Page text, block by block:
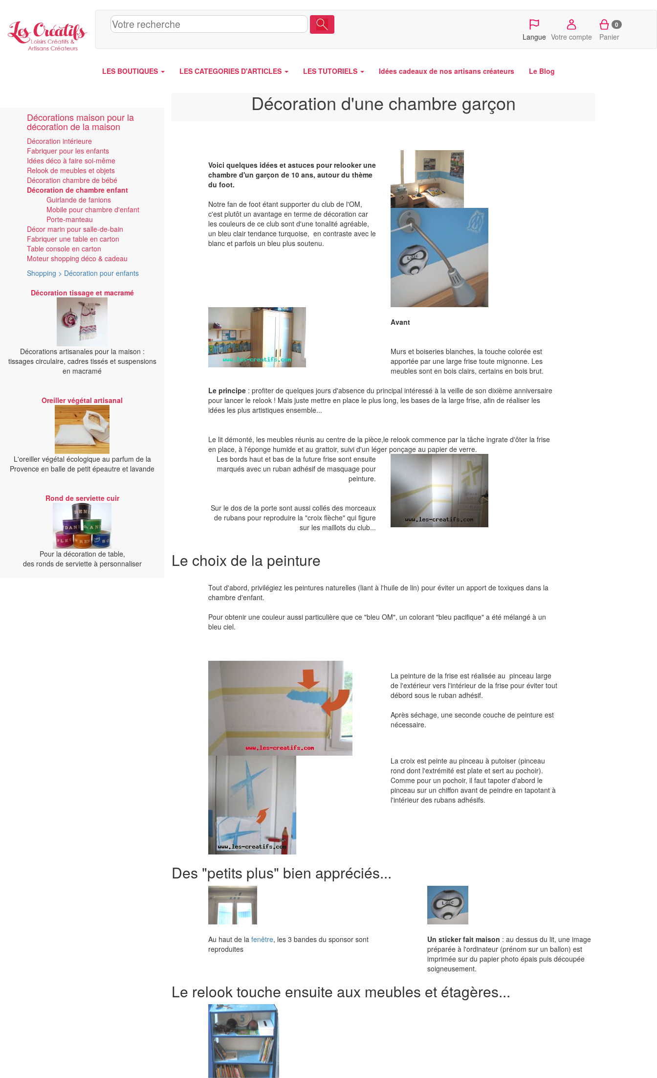
Langue Votre compte
0
Panier
LES BOUTIQUES LES CATEGORIES D'ARTICLES LES TUTORIELS Idées cadeaux de nos artisans créateurs Le Blog
Décorations maison pour la
décoration de la maison
Décoration intérieure
Fabriquer pour les enfants
Idées déco à faire soi-même
Relook de meubles et objets
Décoration chambre de bébé
Décoration de chambre enfant
Guirlande de fanions
Mobile pour chambre d'enfant
Porte-manteau
Décor marin pour salle-de-bain
Fabriquer une table en carton
Table console en carton
Moteur shopping déco & cadeau
Shopping > Décoration pour enfants
Décoration tissage et macramé
Décorations artisanales pour la maison :
tissages circulaire, cadres tissés et suspensions
en macramé
Oreiller végétal artisanal
L'oreiller végétal écologique au parfum de la
Provence en balle de petit épeautre et lavande
Rond de serviette cuir
Pour la décoration de table,
des ronds de serviette à personnaliser
Décoration d'une chambre garçon
Voici quelques idées et astuces pour relooker une
chambre d'un garçon de 10 ans, autour du thème
du foot.
Notre fan de foot étant supporter du club de l'OM,
c'est plutôt un avantage en terme de décoration car
les couleurs de ce club sont d'une tonalité agréable,
un bleu clair tendance turquoise, en contraste avec le
blanc et parfois un bleu plus soutenu.
Avant
Murs et boiseries blanches, la touche colorée est
apportée par une large frise toute mignonne. Les
meubles sont en bois clairs, certains en bois brut.
Le principe: profiter de quelques jours d'absence du principal intéressé à la veille de son dixième anniversaire
pour lancer le relook ! Mais juste mettre en place le plus long, les bases de la large frise, afin de réaliser les
idées les plus artistiques ensemble...
Le lit démonté, les meubles réunis au centre de la pièce,le relook commence par la tâche ingrate d'ôter la frise
en place, à l'éponge humide et au grattoir, suivi d'un léger ponçage au papier de verre.
Les bords haut et bas de la future frise sont ensuite
marqués avec un ruban adhésif de masquage pour
peinture.
Sur le dos de la porte sont aussi collés des morceaux
de rubans pour reproduire la "croix flèche" qui figure
sur les maillots du club...
Le choix de la peinture
Tout d'abord, privilégiez les peintures naturelles (liant à l'huile de lin) pour éviter un apport de toxiques dans la
chambre d'enfant.
Pour obtenir une couleur aussi particulière que ce "bleu OM", un colorant "bleu pacifique" a été mélangé à un
bleu ciel.
La peinture de la frise est réalisée au pinceau large
de l'extérieur vers l'intérieur de la frise pour éviter tout
débord sous le ruban adhésif.
Après séchage, une seconde couche de peinture est
nécessaire.
La croix est peinte au pinceau à putoiser (pinceau
rond dont l'extrémité est plate et sert au pochoir).
Comme pour un pochoir, il faut tapoter d'abord le
pinceau sur un chiffon avant de peindre en tapotant à
l'intérieur des rubans adhésifs.
Des "petits plus" bien appréciés...
Au haut de la fenêtre, les 3 bandes du sponsor sont
reproduites
Un sticker fait maison : au dessus du lit, une image
préparée à l'ordinateur (prénom sur un ballon) est
imprimée sur du papier photo épais puis découpée
soigneusement.
Le relook touche ensuite aux meubles et étagères...